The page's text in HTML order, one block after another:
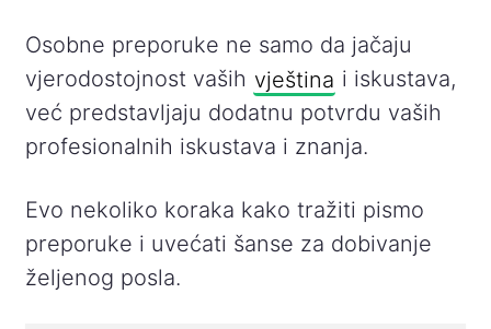
Osobne preporuke ne samo da jačaju
vjerodostojnost vaših vještina i iskustava,
već predstavljaju dodatnu potvrdu vaših
profesionalnih iskustava i znanja.
Evo nekoliko koraka kako tražiti pismo
preporuke i uvećati šanse za dobivanje
željenog posla.